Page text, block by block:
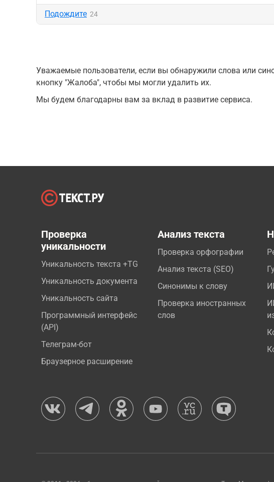
Подождите 24
Уважаемые пользователи, если вы обнаружили слова или
кнопку "Жалоба", чтобы мы могли удалить их.
Мы будем благодарны вам за вклад в развитие сервиса.
Проверка
уникальности
Уникальность текста +TG
Уникальность документа
Уникальность сайта
Программный интерфейс
(API)
Телеграм-бот
Браузерное расширение
Анализ текста
Проверка орфографии
Анализ текста (SEO)
Синонимы к слову
Проверка иностранных
слов